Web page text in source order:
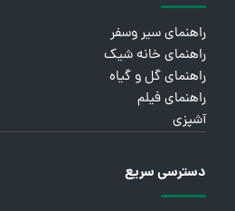
راهنمای سیر وسفر
راهنمای خانه شیک
راهنمای گل و گیاه
راهنمای فیلم
آشپزی
دسترسی سریع